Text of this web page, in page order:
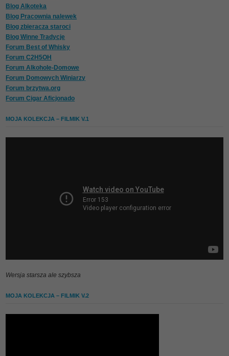
Blog Alkoteka
Blog Pracownia nalewek
Blog zbieracza staroci
Blog Winne Tradycje
Forum Best of Whisky
Forum C2H5OH
Forum Alkohole-Domowe
Forum Domowych Winiarzy
Forum brzytwa.org
Forum Cigar Aficjonado
MOJA KOLEKCJA – FILMIK V.1
Wersja starsza ale szybsza
MOJA KOLEKCJA – FILMIK V.2